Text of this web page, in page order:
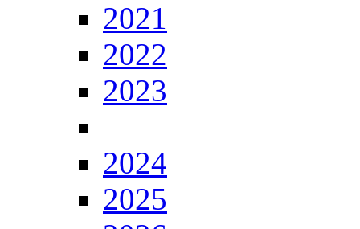
2021
2022
2023
2024
2025